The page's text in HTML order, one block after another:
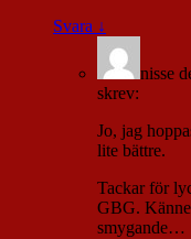
Svara ↓
nisse
skrev:
Jo, jag
lite bättre.
Tackar för
GBG.
smygande…